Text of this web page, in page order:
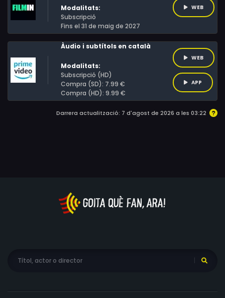
Modalitats:
Subscripció
Fins el 31 de maig de 2027
WEB
Àudio i subtítols en català
Modalitats:
Subscripció (HD)
Compra (SD): 7.99 €
Compra (HD): 9.99 €
WEB
APP
Darrera actualització: 7 d'agost de 2026 a les 03:22